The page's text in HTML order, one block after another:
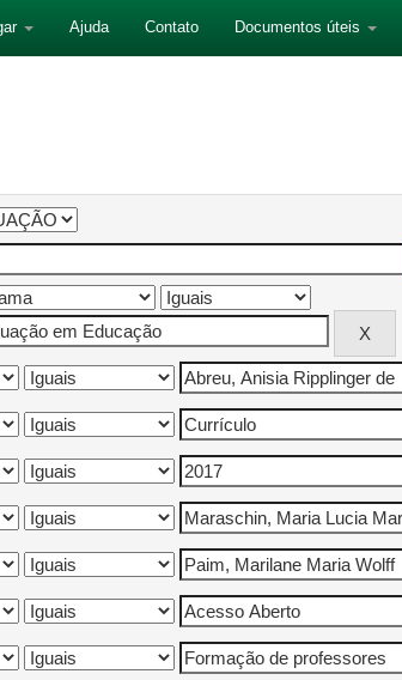
Ajuda Contato Documentos úteis